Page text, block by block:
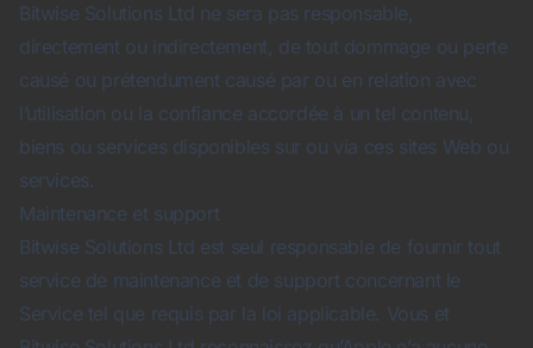
Bitwise Solutions Ltd ne sera pas responsable,
directement ou indirectement, de tout dommage ou perte
causé ou prétendument causé par ou en relation avec
l’utilisation ou la confiance accordée à un tel contenu,
biens ou services disponibles sur ou via ces sites Web ou
services.
Maintenance et support
Bitwise Solutions Ltd est seul responsable de fournir tout
service de maintenance et de support concernant le
Service tel que requis par la loi applicable. Vous et